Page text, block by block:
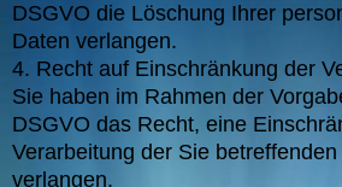
DSGVO die Löschung Ihrer
Daten verlangen.
4. Recht auf Einschränkung der
Sie haben im Rahmen der
DSGVO das Recht, eine
Verarbeitung der Sie
verlangen.